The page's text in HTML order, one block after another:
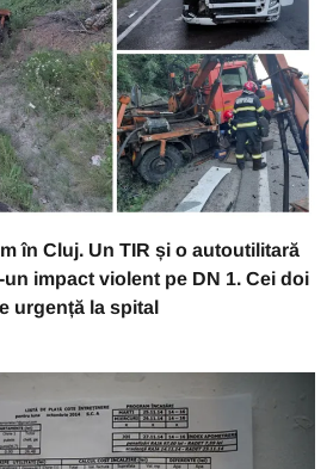
în Cluj. Un TIR și o autoutilitară
impact violent pe DN 1. Cei doi
urgență la spital